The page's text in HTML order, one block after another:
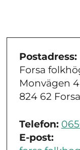
Postadress:
Forsa
Monvägen 4
824 62 Forsa
Telefon:
E-post: